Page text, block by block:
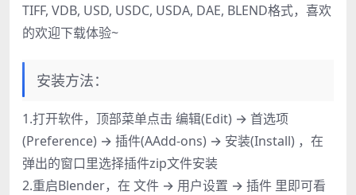
TIFF, VDB, USD, USDC, USDA, DAE, BLEND格式，喜欢
的欢迎下载体验~
安装方法：
1.打开软件，顶部菜单点击 编辑(Edit) → 首选项
(Preference) → 插件(AAdd-ons) → 安装(Install) ，在
弹出的窗口里选择插件zip文件安装
2.重启Blender，在 文件 → 用户设置 → 插件 里即可看